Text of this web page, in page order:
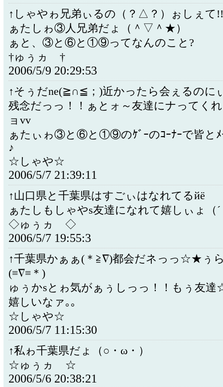
↑しゃやゎ兄弟ぃるの（？△？）ぉしぇて!!
ぁたしゎ③人兄弟だょ（＾▽＾★）
ぁと、③と⑥と①⑨ってなんのこと?
†ゅぅヵゝ†
2006/5/9 20:29:53
↑そぅだne(≧∩≦；)近かったら会ぇるの
残念だっっ！！ぁとォ～友達にナってく
ョvv
ぁたぃゎ③と⑥と①⑨のｹﾞｰのｺｰﾅｰで皆とﾒ
♪
☆しゃや☆
2006/5/7 21:39:11
↑山口県と千葉県はすごぃはなれてるйё
ぁたしもしゃやs友達になれて嬉しぃょ（
◇ゅぅヵゝ◇
2006/5/7 19:55:3
↑千葉県かぁぁ(＊≧∇)都会だネっっ☆★ぅ
(≡∇≡＊)
ゅぅかsとゎ気がぁぅしっっ！！もぅ友
嬉しいなァ｡｡
☆しゃや☆
2006/5/7 11:15:30
↑私ゎ千葉県だょ（○・ω・）
☆ゅぅヵゝ☆
2006/5/6 20:38:21